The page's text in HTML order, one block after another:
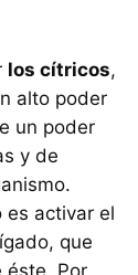
los cítricos,
alto poder
un poder
y de
es activar el
que